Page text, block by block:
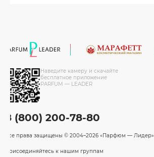
Наведите камеру и скачайте
бесплатное приложение
PARFUM — LEADER
8 (800) 200-78-80
Все права защищены © 2004–2026 «Парфюм — Лидер»
Присоединяйтесь к нашим группам